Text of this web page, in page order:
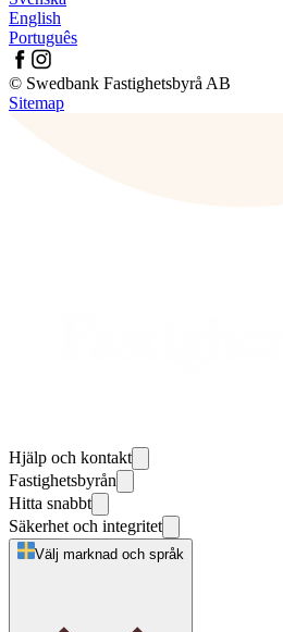
English
Português
© Swedbank Fastighetsbyrå AB
Sitemap
Hjälp och kontakt
Fastighetsbyrån
Hitta snabbt
Säkerhet och integritet
Välj marknad och språk